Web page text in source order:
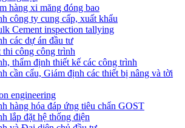
hàng xi măng đóng bao
công ty cung cấp, xuất khẩu
Cement inspection tallying
các dự án đầu tư
thi công công trình
thẩm định thiết kế các công trình
cần cẩu, Giám định các thiết bị nâng và tời
engineering
hàng hóa đáp ứng tiêu chẩn GOST
lắp đặt hệ thống điện